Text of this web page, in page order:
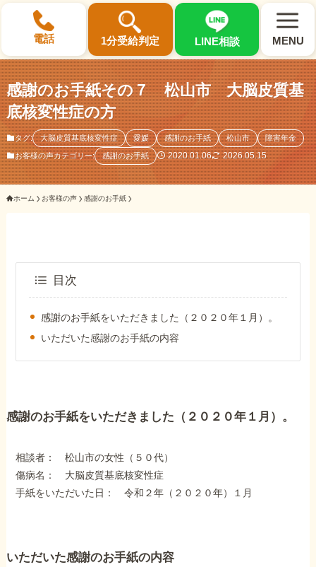
電話 1分受給判定 LINE相談 MENU
×
選ばれる3つの理由
初回相談料0円・受給後報酬型
サポート料金について
外出困難でもOK
非対面で申請できる
障害年金の基礎知識
障害年金の金額
受給事例
感謝のお手紙その７ 松山市 大脳皮質基
底核変性症の方
タグ: 大脳皮質基底核変性症 愛媛 感謝のお手紙 松山市 障害年金
お客様の声カテゴリー: 感謝のお手紙 2020.01.06 2026.05.15
ホーム お客様の声 感謝のお手紙
目次
感謝のお手紙をいただきました（２０２０年１月）。
いただいた感謝のお手紙の内容
感謝のお手紙をいただきました（２０２０年１月）。
相談者： 松山市の女性（５０代）
傷病名： 大脳皮質基底核変性症
手紙をいただいた日： 令和２年（２０２０年）１月
いただいた感謝のお手紙の内容